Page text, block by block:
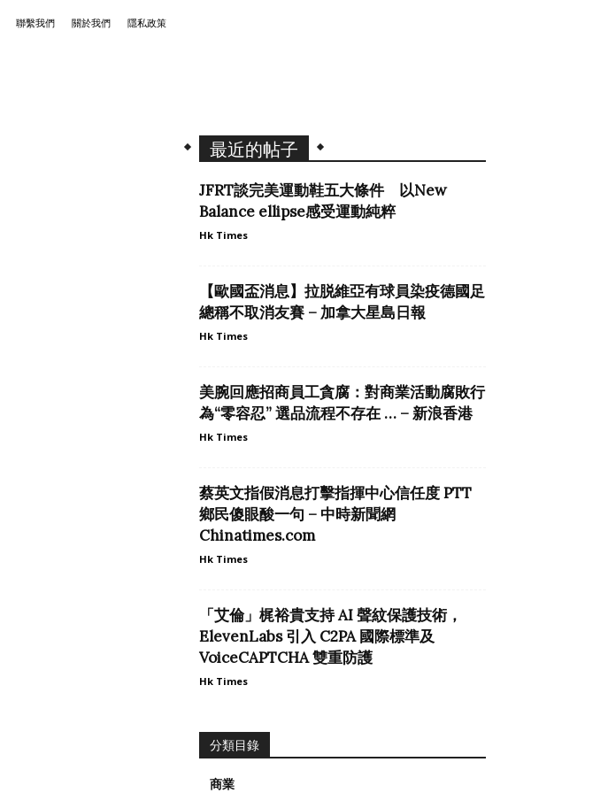
聯繫我們 關於我們 隱私政策
最近的帖子
JFRT談完美運動鞋五大條件 以New
Balance ellipse感受運動純粹
Hk Times
【歐國盃消息】拉脱維亞有球員染疫德國足
總稱不取消友賽 – 加拿大星島日報
Hk Times
美腕回應招商員工貪腐：對商業活動腐敗行
為“零容忍” 選品流程不存在 … – 新浪香港
Hk Times
蔡英文指假消息打擊指揮中心信任度 PTT
鄉民傻眼酸一句 – 中時新聞網
Chinatimes.com
Hk Times
「艾倫」梶裕貴支持 AI 聲紋保護技術，
ElevenLabs 引入 C2PA 國際標準及
VoiceCAPTCHA 雙重防護
Hk Times
分類目錄
商業